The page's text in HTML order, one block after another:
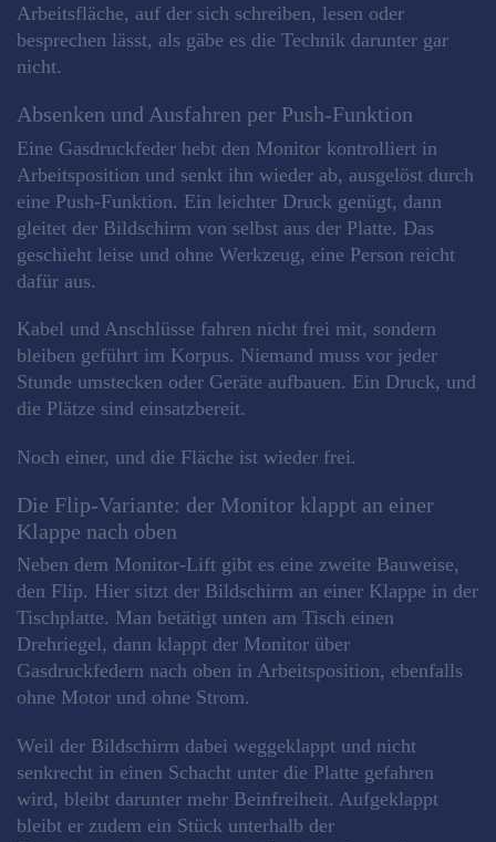
Arbeitsfläche, auf der sich schreiben, lesen oder
besprechen lässt, als gäbe es die Technik darunter gar
nicht.
Absenken und Ausfahren per Push-Funktion
Eine Gasdruckfeder hebt den Monitor kontrolliert in
Arbeitsposition und senkt ihn wieder ab, ausgelöst durch
eine Push-Funktion. Ein leichter Druck genügt, dann
gleitet der Bildschirm von selbst aus der Platte. Das
geschieht leise und ohne Werkzeug, eine Person reicht
dafür aus.
Kabel und Anschlüsse fahren nicht frei mit, sondern
bleiben geführt im Korpus. Niemand muss vor jeder
Stunde umstecken oder Geräte aufbauen. Ein Druck, und
die Plätze sind einsatzbereit.
Noch einer, und die Fläche ist wieder frei.
Die Flip-Variante: der Monitor klappt an einer
Klappe nach oben
Neben dem Monitor-Lift gibt es eine zweite Bauweise,
den Flip. Hier sitzt der Bildschirm an einer Klappe in der
Tischplatte. Man betätigt unten am Tisch einen
Drehriegel, dann klappt der Monitor über
Gasdruckfedern nach oben in Arbeitsposition, ebenfalls
ohne Motor und ohne Strom.
Weil der Bildschirm dabei weggeklappt und nicht
senkrecht in einen Schacht unter die Platte gefahren
wird, bleibt darunter mehr Beinfreiheit. Aufgeklappt
bleibt er zudem ein Stück unterhalb der